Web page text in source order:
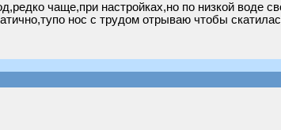
чаще,при настройках,но по низкой воде
нос с трудом отрываю чтобы